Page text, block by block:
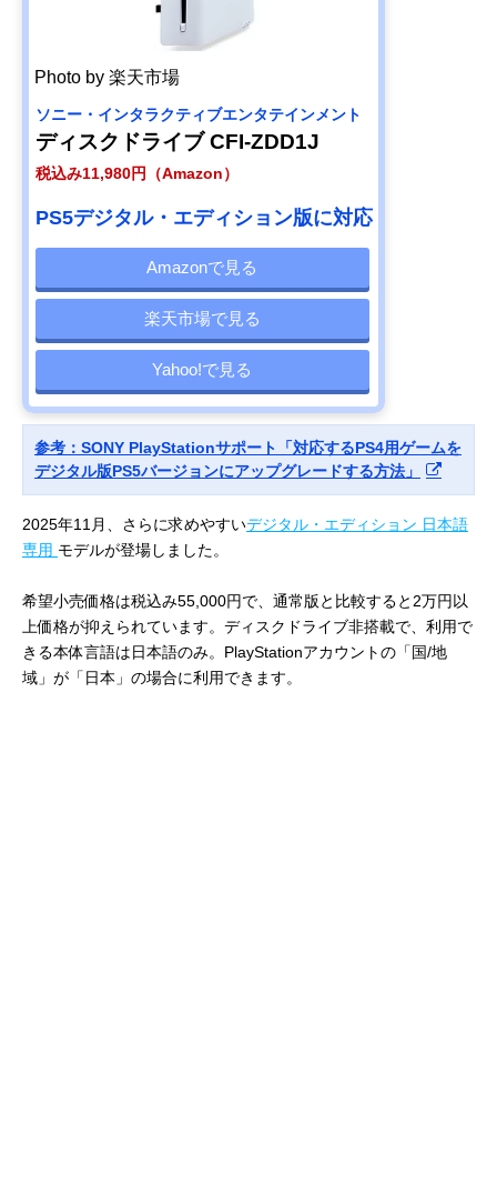
Photo by 楽天市場
ソニー・インタラクティブエンタテインメント
ディスクドライブ CFI-ZDD1J
税込み11,980円（Amazon）
PS5デジタル・エディション版に対応
Amazonで見る
楽天市場で見る
Yahoo!で見る
参考：SONY PlayStationサポート「対応するPS4用ゲームを
デジタル版PS5バージョンにアップグレードする方法」
2025年11月、さらに求めやすいデジタル・エディション 日本語
専用 モデルが登場しました。
希望小売価格は税込み55,000円で、通常版と比較すると2万円以
上価格が抑えられています。ディスクドライブ非搭載で、利用で
きる本体言語は日本語のみ。PlayStationアカウントの「国/地
域」が「日本」の場合に利用できます。